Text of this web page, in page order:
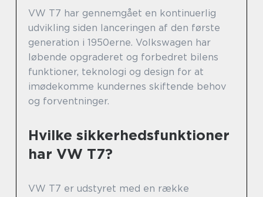
VW T7 har gennemgået en kontinuerlig
udvikling siden lanceringen af den første
generation i 1950erne. Volkswagen har
løbende opgraderet og forbedret bilens
funktioner, teknologi og design for at
imødekomme kundernes skiftende behov
og forventninger.
Hvilke sikkerhedsfunktioner
har VW T7?
VW T7 er udstyret med en række